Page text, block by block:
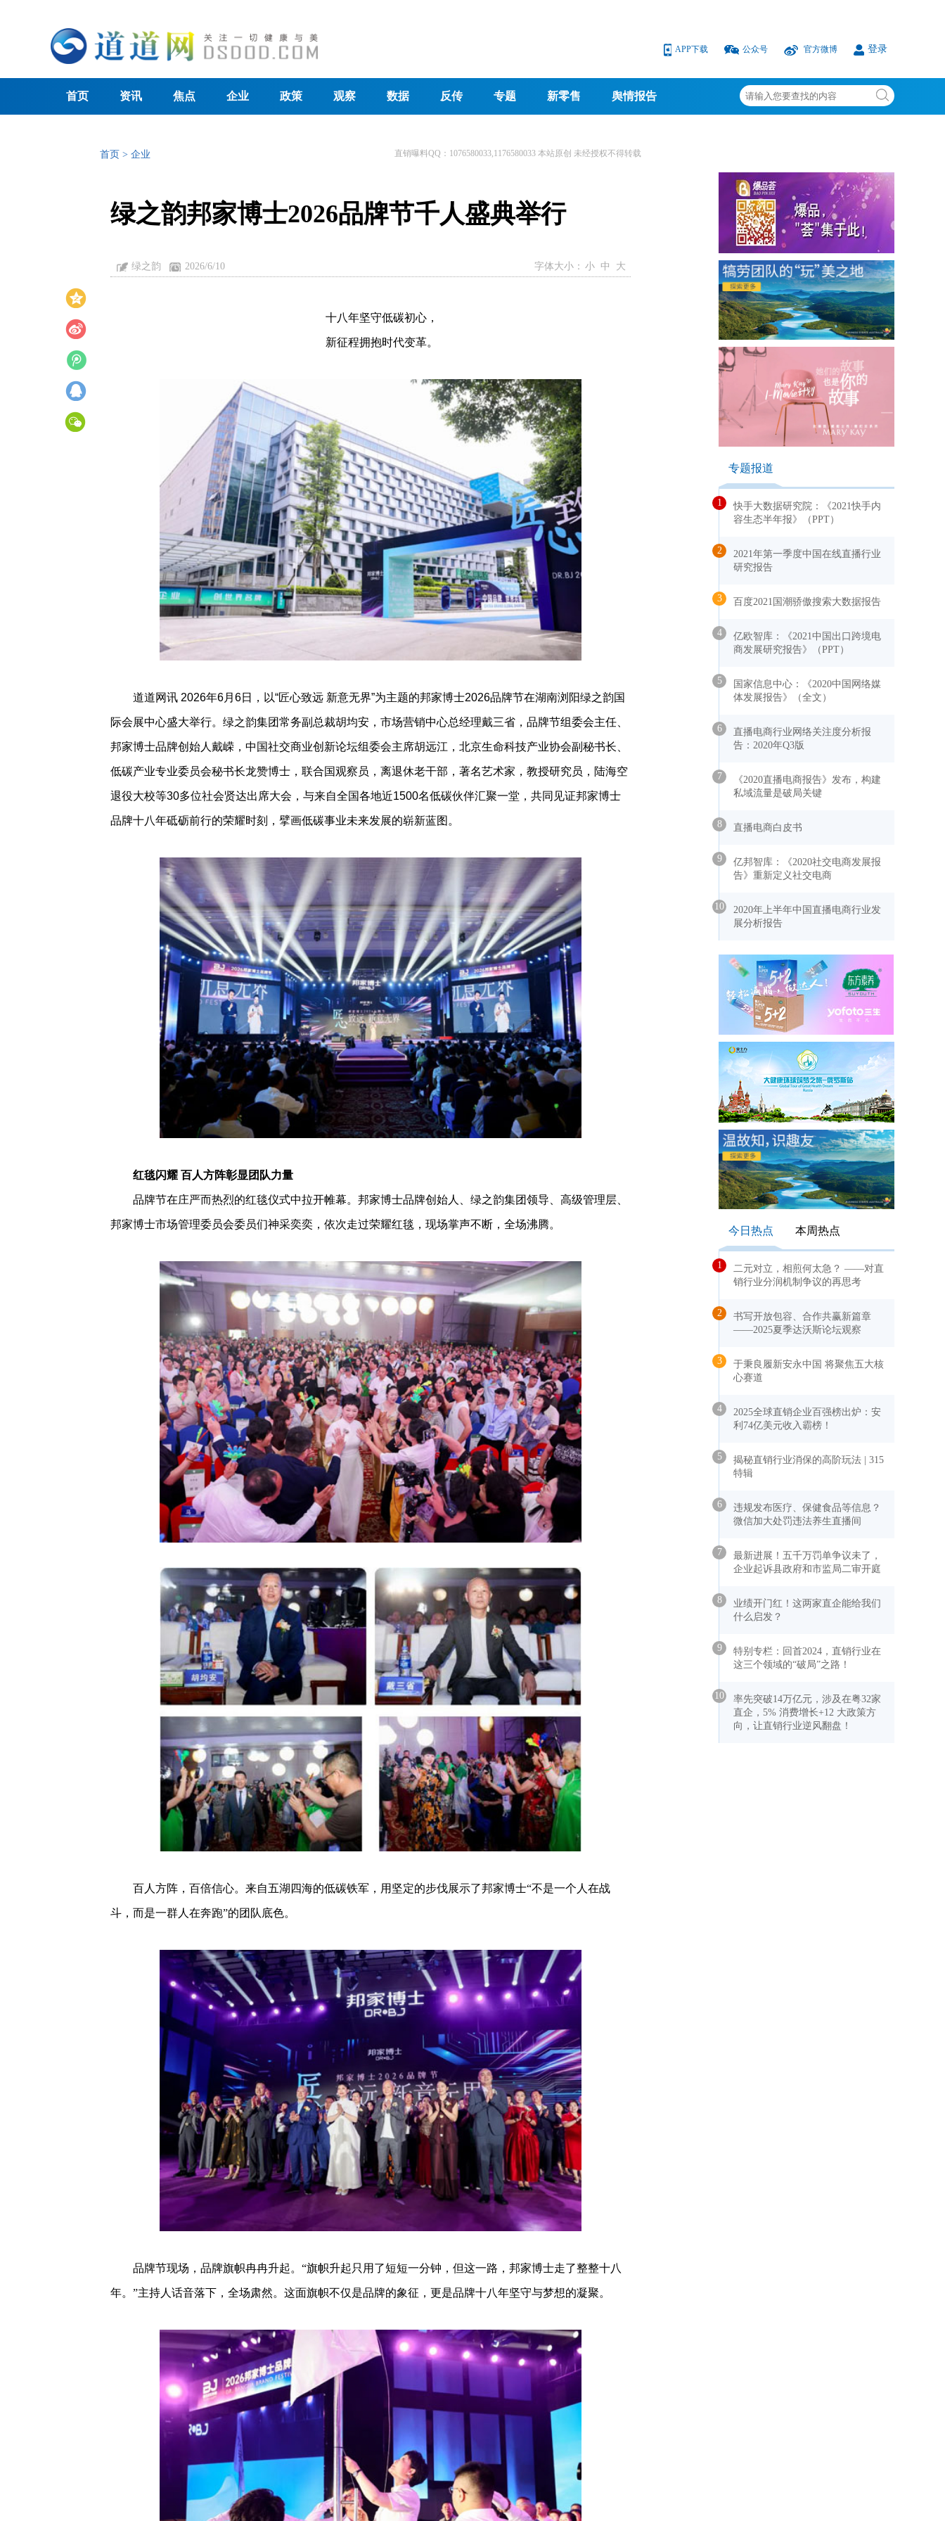
APP下载 公众号 官方微博 登录
首页 资讯 焦点 企业 政策 观察 数据 反传 专题 新零售 舆情报告
首页 > 企业 直销曝料QQ：1076580033,1176580033 本站原创 未经授权不得转载
绿之韵邦家博士2026品牌节千人盛典举行
绿之韵 2026/6/10 字体大小： 小 中 大
十八年坚守低碳初心，
新征程拥抱时代变革。
道道网讯 2026年6月6日，以“匠心致远 新意无界”为主题的邦家博士2026品牌节在湖南浏阳绿之韵国
际会展中心盛大举行。绿之韵集团常务副总裁胡均安，市场营销中心总经理戴三省，品牌节组委会主任、
邦家博士品牌创始人戴嵘，中国社交商业创新论坛组委会主席胡远江，北京生命科技产业协会副秘书长、
低碳产业专业委员会秘书长龙赞博士，联合国观察员，离退休老干部，著名艺术家，教授研究员，陆海空
退役大校等30多位社会贤达出席大会，与来自全国各地近1500名低碳伙伴汇聚一堂，共同见证邦家博士
品牌十八年砥砺前行的荣耀时刻，擘画低碳事业未来发展的崭新蓝图。
红毯闪耀 百人方阵彰显团队力量
品牌节在庄严而热烈的红毯仪式中拉开帷幕。邦家博士品牌创始人、绿之韵集团领导、高级管理层、
邦家博士市场管理委员会委员们神采奕奕，依次走过荣耀红毯，现场掌声不断，全场沸腾。
百人方阵，百倍信心。来自五湖四海的低碳铁军，用坚定的步伐展示了邦家博士“不是一个人在战
斗，而是一群人在奔跑”的团队底色。
品牌节现场，品牌旗帜冉冉升起。“旗帜升起只用了短短一分钟，但这一路，邦家博士走了整整十八
年。”主持人话音落下，全场肃然。这面旗帜不仅是品牌的象征，更是品牌十八年坚守与梦想的凝聚。
专题报道
1
快手大数据研究院：《2021快手内
容生态半年报》（PPT）
2
2021年第一季度中国在线直播行业
研究报告
3 百度2021国潮骄傲搜索大数据报告
4
亿欧智库：《2021中国出口跨境电
商发展研究报告》（PPT）
5
国家信息中心：《2020中国网络媒
体发展报告》（全文）
6
直播电商行业网络关注度分析报
告：2020年Q3版
7
《2020直播电商报告》发布，构建
私域流量是破局关键
8 直播电商白皮书
9
亿邦智库：《2020社交电商发展报
告》重新定义社交电商
10
2020年上半年中国直播电商行业发
展分析报告
今日热点 本周热点
1
二元对立，相煎何太急？ ——对直
销行业分润机制争议的再思考
2
书写开放包容、合作共赢新篇章
——2025夏季达沃斯论坛观察
3
于秉良履新安永中国 将聚焦五大核
心赛道
4
2025全球直销企业百强榜出炉：安
利74亿美元收入霸榜！
5
揭秘直销行业消保的高阶玩法 | 315
特辑
6
违规发布医疗、保健食品等信息？
微信加大处罚违法养生直播间
7
最新进展！五千万罚单争议未了，
企业起诉县政府和市监局二审开庭
8
业绩开门红！这两家直企能给我们
什么启发？
9
特别专栏：回首2024，直销行业在
这三个领域的“破局”之路！
10
率先突破14万亿元，涉及在粤32家
直企，5% 消费增长+12 大政策方
向，让直销行业逆风翻盘！